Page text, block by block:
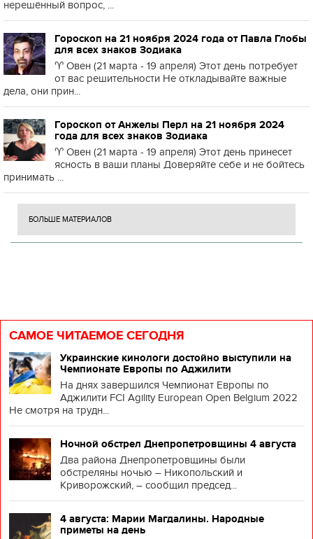
нерешённый вопрос, ...
Гороскоп на 21 ноября 2024 года от Павла Глобы
для всех знаков Зодиака
♈️ Овен (21 марта - 19 апреля) Этот день потребует
от вас решительности Не откладывайте важные
дела, они прин...
Гороскоп от Анжелы Перл на 21 ноября 2024
года для всех знаков Зодиака
♈️ Овен (21 марта - 19 апреля) Этот день принесет
ясность в ваши планы Доверяйте себе и не бойтесь
принимать ...
БОЛЬШЕ МАТЕРИАЛОВ
САМОЕ ЧИТАЕМОЕ СЕГОДНЯ
Украинские кинологи достойно выступили на
Чемпионате Европы по Аджилити
На днях завершился Чемпионат Европы по
Аджилити FCI Agility European Open Belgium 2022
Не смотря на трудн...
Ночной обстрел Днепропетровщины 4 августа
Два района Днепропетровщины были
обстреляны ночью – Никопольский и
Криворожский, – сообщил председ...
4 августа: Марии Магдалины. Народные
приметы на день